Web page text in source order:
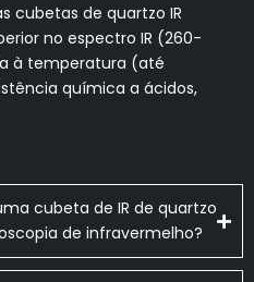
cubetas de quartzo IR
no espectro IR (260-
à temperatura (até
química a ácidos,
cubeta de IR de quartzo
de infravermelho?